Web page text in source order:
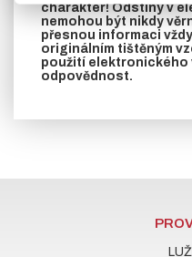
charakter! Odstíny v
nemohou být nikdy
přesnou informaci
originálním tištěným
použití elektronického
odpovědnost.